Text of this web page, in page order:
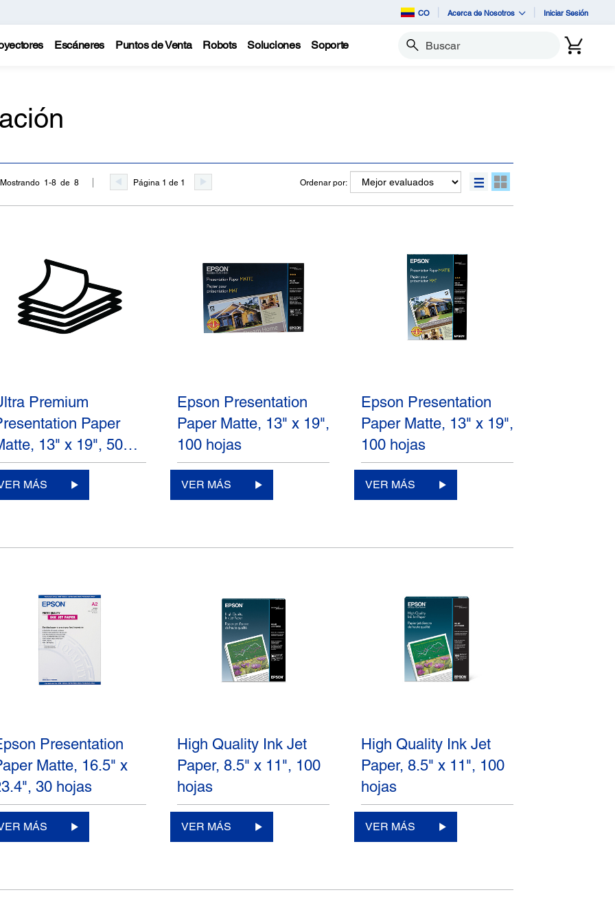
CO Acerca de Nosotros Iniciar Sesión
Escáneres Puntos de Venta Robots Soluciones Soporte Buscar
Mostrando 1-8 de 8 Página 1 de 1 Ordenar por:
Premium
Paper
13" x 19", 50…
MÁS
Epson Presentation
Paper Matte, 13" x 19",
100 hojas
VER MÁS
Epson Presentation
Paper Matte, 13" x 19",
100 hojas
VER MÁS
Presentation
Matte, 16.5" x
30 hojas
MÁS
High Quality Ink Jet
Paper, 8.5" x 11", 100
hojas
VER MÁS
High Quality Ink Jet
Paper, 8.5" x 11", 100
hojas
VER MÁS